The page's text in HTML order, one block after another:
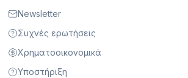
Newsletter
Συχνές ερωτήσεις
Χρηματοοικονομικά
Υποστήριξη